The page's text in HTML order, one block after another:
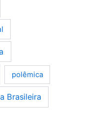
polêmica
Brasileira